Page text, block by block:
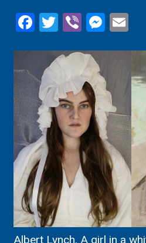
Facebook
Twitter
Viber
Albert Lynch. A girl in a